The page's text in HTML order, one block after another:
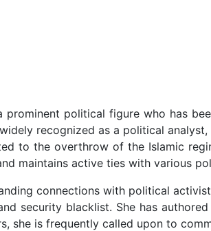
prominent political figure who has
recognized as a political
to the overthrow of the Islamic
maintains active ties with various
connections with political
security blacklist. She has
she is frequently called upon to